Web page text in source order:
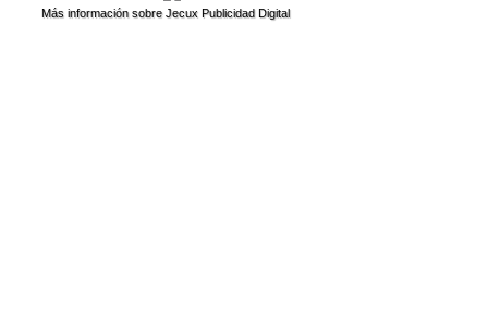
Más información sobre Jecux Publicidad Digital